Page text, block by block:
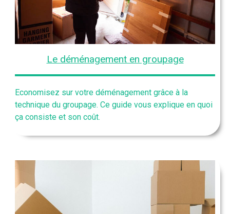
Le déménagement en groupage
Economisez sur votre déménagement grâce à la
technique du groupage. Ce guide vous explique en quoi
ça consiste et son coût.